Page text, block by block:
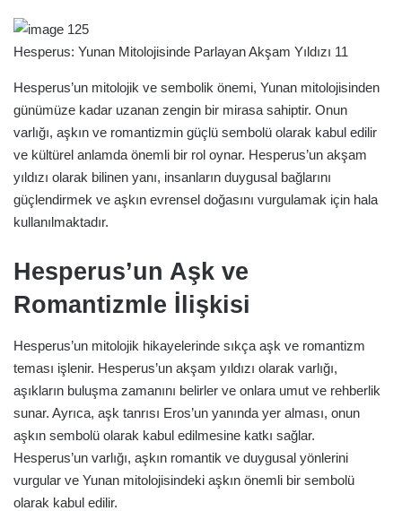
Hesperus: Yunan Mitolojisinde Parlayan Akşam Yıldızı 11
Hesperus’un mitolojik ve sembolik önemi, Yunan mitolojisinden
günümüze kadar uzanan zengin bir mirasa sahiptir. Onun
varlığı, aşkın ve romantizmin güçlü sembolü olarak kabul edilir
ve kültürel anlamda önemli bir rol oynar. Hesperus’un akşam
yıldızı olarak bilinen yanı, insanların duygusal bağlarını
güçlendirmek ve aşkın evrensel doğasını vurgulamak için hala
kullanılmaktadır.
Hesperus’un Aşk ve
Romantizmle İlişkisi
Hesperus’un mitolojik hikayelerinde sıkça aşk ve romantizm
teması işlenir. Hesperus’un akşam yıldızı olarak varlığı,
aşıkların buluşma zamanını belirler ve onlara umut ve rehberlik
sunar. Ayrıca, aşk tanrısı Eros’un yanında yer alması, onun
aşkın sembolü olarak kabul edilmesine katkı sağlar.
Hesperus’un varlığı, aşkın romantik ve duygusal yönlerini
vurgular ve Yunan mitolojisindeki aşkın önemli bir sembolü
olarak kabul edilir.